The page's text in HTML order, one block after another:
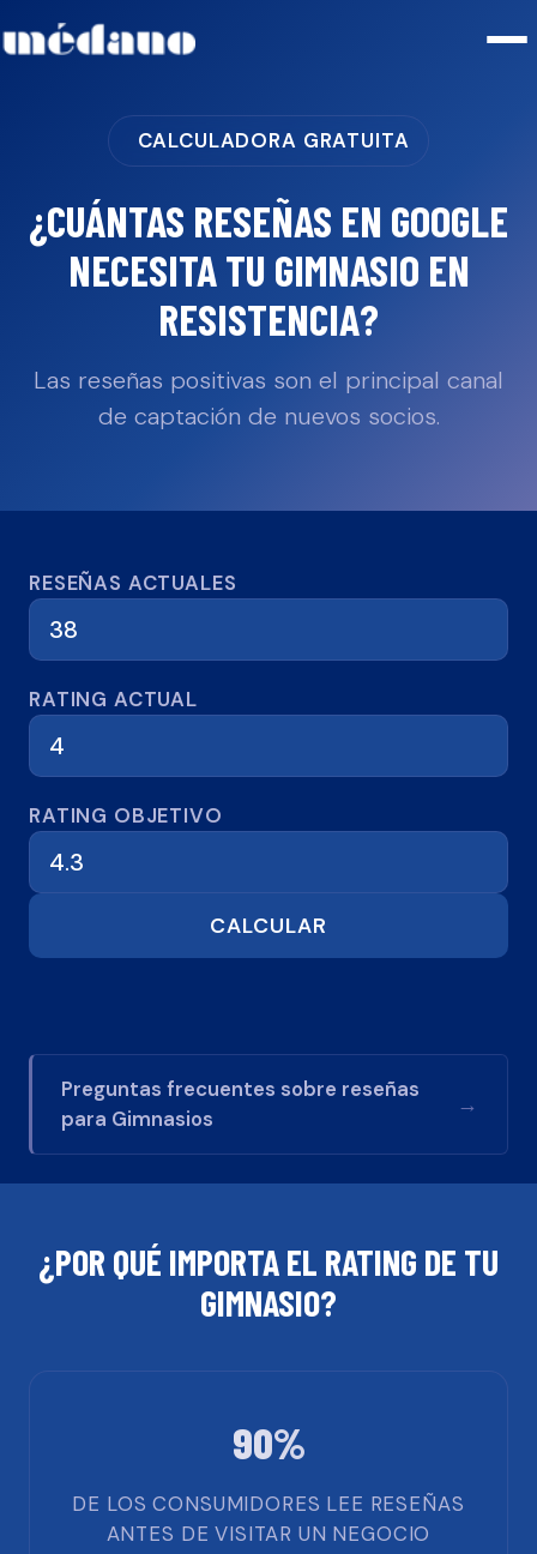
CALCULADORA GRATUITA
¿CUÁNTAS RESEÑAS EN GOOGLE
NECESITA TU GIMNASIO EN
RESISTENCIA?
Las reseñas positivas son el principal canal
de captación de nuevos socios.
Calculadora de reseñas
RESEÑAS ACTUALES
RATING ACTUAL
RATING OBJETIVO
CALCULAR
Preguntas frecuentes sobre reseñas
para Gimnasios
→
¿POR QUÉ IMPORTA EL RATING DE TU
GIMNASIO?
90%
DE LOS CONSUMIDORES LEE RESEÑAS
ANTES DE VISITAR UN NEGOCIO